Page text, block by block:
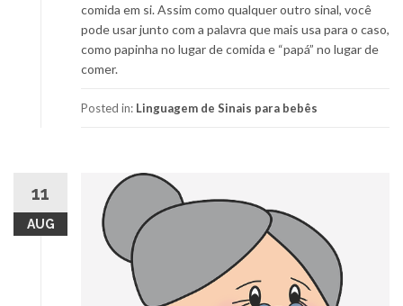
comida em si. Assim como qualquer outro sinal, você
pode usar junto com a palavra que mais usa para o caso,
como papinha no lugar de comida e “papá” no lugar de
comer.
Posted in: Linguagem de Sinais para bebês
11
AUG